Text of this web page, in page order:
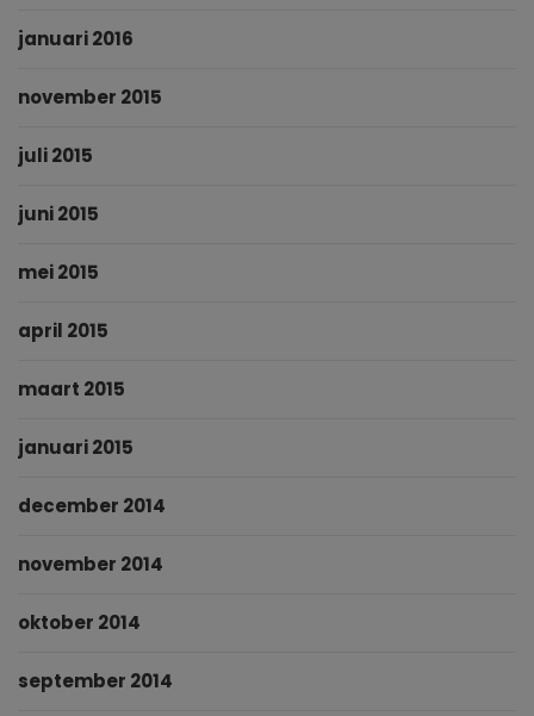
januari 2016
november 2015
juli 2015
juni 2015
mei 2015
april 2015
maart 2015
januari 2015
december 2014
november 2014
oktober 2014
september 2014